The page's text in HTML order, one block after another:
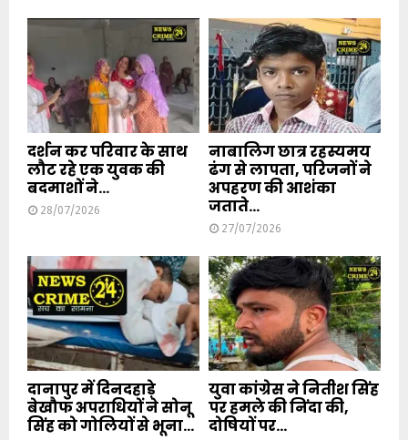
दर्शन कर परिवार के साथ
लौट रहे एक युवक की
बदमाशों ने...
28/07/2026
नाबालिग छात्र रहस्यमय
ढंग से लापता, परिजनों ने
अपहरण की आशंका
जताते...
27/07/2026
दानापुर में दिनदहाड़े
बेखौफ अपराधियों ने सोनू
सिंह को गोलियों से भूना...
युवा कांग्रेस ने नितीश सिंह
पर हमले की निंदा की,
दोषियों पर...